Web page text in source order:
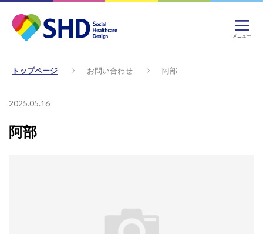
メニュー
トップページ お問い合わせ 阿部
2025.05.16
阿部